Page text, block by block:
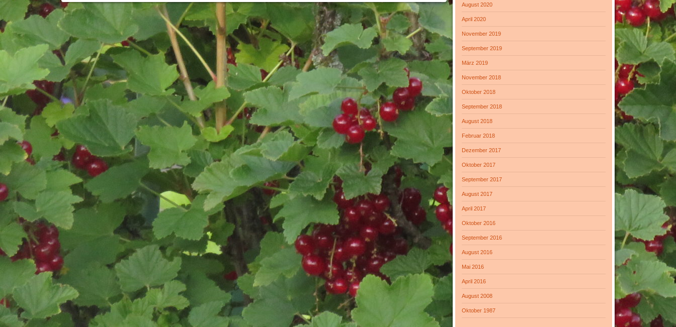
Artikel-Navigation August 2020
April 2020
November 2019
September 2019
März 2019
November 2018
Oktober 2018
September 2018
August 2018
Februar 2018
Dezember 2017
Oktober 2017
September 2017
August 2017
April 2017
Oktober 2016
September 2016
August 2016
Mai 2016
April 2016
August 2008
Oktober 1987